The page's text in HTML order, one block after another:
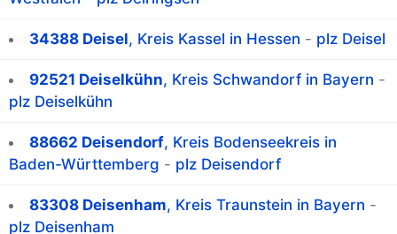
34388 Deisel, Kreis Kassel in Hessen - plz Deisel
92521 Deiselkühn, Kreis Schwandorf in Bayern -
plz Deiselkühn
88662 Deisendorf, Kreis Bodenseekreis in
Baden-Württemberg - plz Deisendorf
83308 Deisenham, Kreis Traunstein in Bayern -
plz Deisenham